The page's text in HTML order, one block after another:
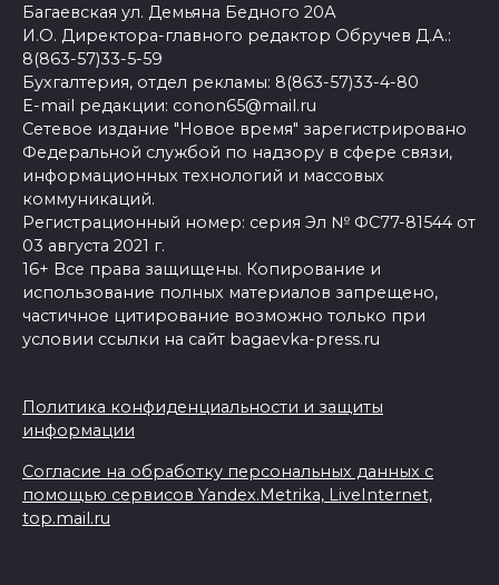
Багаевская ул. Демьяна Бедного 20А
И.О. Директора-главного редактор Обручев Д.А.:
8(863-57)33-5-59
Бухгалтерия, отдел рекламы: 8(863-57)33-4-80
E-mail редакции: conon65@mail.ru
Сетевое издание "Новое время" зарегистрировано
Федеральной службой по надзору в сфере связи,
информационных технологий и массовых
коммуникаций.
Регистрационный номер: серия Эл № ФС77-81544 от
03 августа 2021 г.
16+ Все права защищены. Копирование и
использование полных материалов запрещено,
частичное цитирование возможно только при
условии ссылки на сайт bagaevka-press.ru
Политика конфиденциальности и защиты
информации
Согласие на обработку персональных данных с
помощью сервисов Yandex.Metrika, LiveInternet,
top.mail.ru